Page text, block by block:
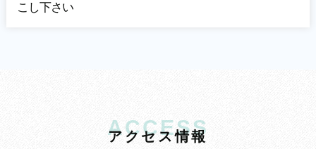
こし下さい
ACCESS
ア クセス情報